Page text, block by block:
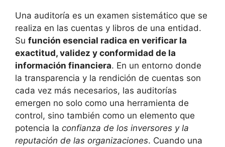
Una auditoría es un examen sistemático que se
realiza en las cuentas y libros de una entidad.
Su función esencial radica en verificar la
exactitud, validez y conformidad de la
información financiera. En un entorno donde
la transparencia y la rendición de cuentas son
cada vez más necesarios, las auditorías
emergen no solo como una herramienta de
control, sino también como un elemento que
potencia la confianza de los inversores y la
reputación de las organizaciones. Cuando una